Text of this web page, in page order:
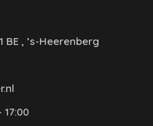
, ’s-Heerenberg
17:00